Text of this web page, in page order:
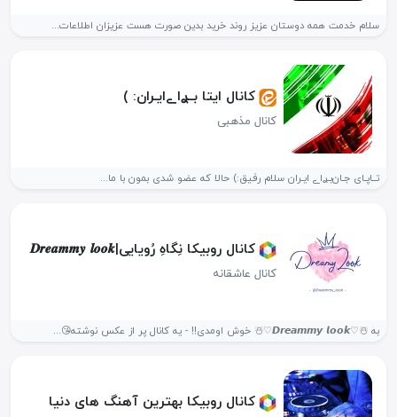
سلام خدمت همه دوستان عزیز روند خرید بدین صورت هست عزیزان اطلاعات...
کانال ایتا بــࢪاےایـران: )
کانال مذهبی
تــاپـای جـان‌بـࢪاے ایـران سلام رفیق:) حالا که عضو شدی بمون با ما...
کانال روبیکا نِگاهِ رُویایی|𝑫𝒓𝒆𝒂𝒎𝒎𝒚 𝒍𝒐𝒐𝒌
کانال عاشقانه
به ☃️♡𝘿𝙧𝙚𝙖𝙢𝙢𝙮 𝙡𝙤𝙤𝙠♡☃️ خوش اومدی!! - یه کانال پر از عکس نوشته😘...
کانال روبیکا بهترین آهنگ های دنیا